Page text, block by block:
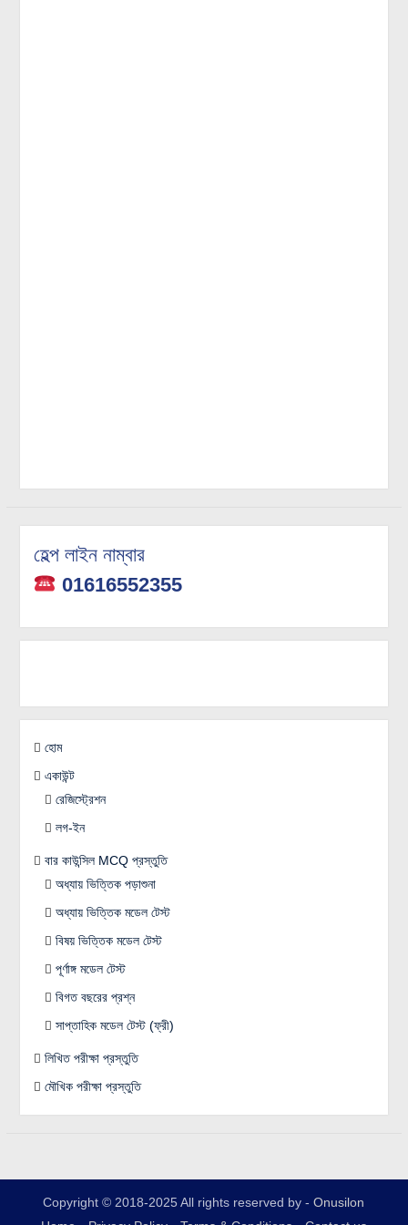
হেল্প লাইন নাম্বার
01616552355
হোম
একাউন্ট
রেজিস্ট্রেশন
লগ-ইন
বার কাউন্সিল MCQ প্রস্তুতি
অধ্যায় ভিত্তিক পড়াশুনা
অধ্যায় ভিত্তিক মডেল টেস্ট
বিষয় ভিত্তিক মডেল টেস্ট
পূর্ণাঙ্গ মডেল টেস্ট
বিগত বছরের প্রশ্ন
সাপ্তাহিক মডেল টেস্ট (ফ্রী)
লিখিত পরীক্ষা প্রস্তুতি
মৌখিক পরীক্ষা প্রস্তুতি
Copyright © 2018-2025 All rights reserved by -Onusilon